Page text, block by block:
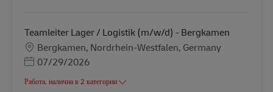
Teamleiter Lager / Logistik (m/w/d) - Bergkamen
Местоположение
Bergkamen, Nordrhein-Westfalen, Germany
Posted Date
07/29/2026
Работа, налична в 2 категории